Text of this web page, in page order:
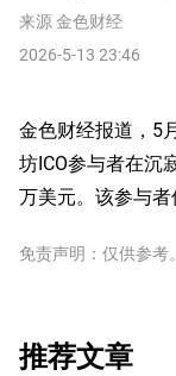
来源金色财经
2026-5-13 23:46
金色财经报道，5
坊ICO参与者在沉
万美元。该参与者
免责声明：仅供参考
推荐文章